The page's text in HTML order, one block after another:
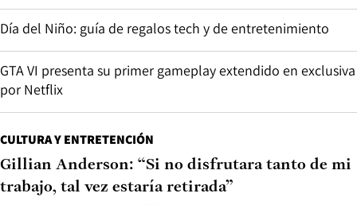
Día del Niño: guía de regalos tech y de entretenimiento
GTA VI presenta su primer gameplay extendido en exclusiva
por Netflix
CULTURA Y ENTRETENCIÓN
Gillian Anderson: “Si no disfrutara tanto de mi
trabajo, tal vez estaría retirada”